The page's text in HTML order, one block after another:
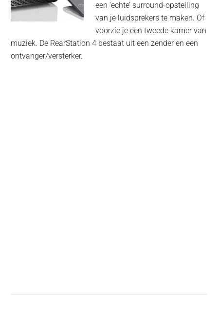
een ‘echte’ surround-opstelling
van je luidsprekers te maken. Of
voorzie je een tweede kamer van
muziek. De RearStation 4 bestaat uit een zender en een
ontvanger/versterker.